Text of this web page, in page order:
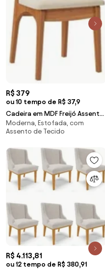
R$ 379
ou 10 tempo de R$ 37,9
Cadeira em MDF Freijó Assento
Estofado Tweed Liso Claro e
Encosto com Tela Dalla Costa
Moderna, Estofada, com
Assento de Tecido
R$ 4.113,81
ou 12 tempo de R$ 380,91